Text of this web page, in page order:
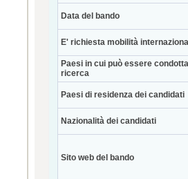
Data del bando
E' richiesta mobilità
Paesi in cui può essere
ricerca
Paesi di residenza dei candidati
Nazionalità dei candidati
Sito web del bando